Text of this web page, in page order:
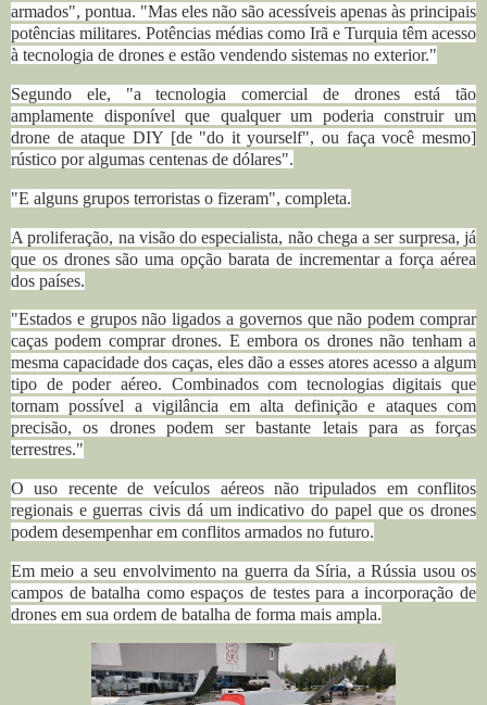
armados", pontua. "Mas eles não são acessíveis apenas às principais
potências militares. Potências médias como Irã e Turquia têm acesso
à tecnologia de drones e estão vendendo sistemas no exterior."
Segundo ele, "a tecnologia comercial de drones está tão
amplamente disponível que qualquer um poderia construir um
drone de ataque DIY [de "do it yourself", ou faça você mesmo]
rústico por algumas centenas de dólares".
"E alguns grupos terroristas o fizeram", completa.
A proliferação, na visão do especialista, não chega a ser surpresa, já
que os drones são uma opção barata de incrementar a força aérea
dos países.
"Estados e grupos não ligados a governos que não podem comprar
caças podem comprar drones. E embora os drones não tenham a
mesma capacidade dos caças, eles dão a esses atores acesso a algum
tipo de poder aéreo. Combinados com tecnologias digitais que
tornam possível a vigilância em alta definição e ataques com
precisão, os drones podem ser bastante letais para as forças
terrestres."
O uso recente de veículos aéreos não tripulados em conflitos
regionais e guerras civis dá um indicativo do papel que os drones
podem desempenhar em conflitos armados no futuro.
Em meio a seu envolvimento na guerra da Síria, a Rússia usou os
campos de batalha como espaços de testes para a incorporação de
drones em sua ordem de batalha de forma mais ampla.